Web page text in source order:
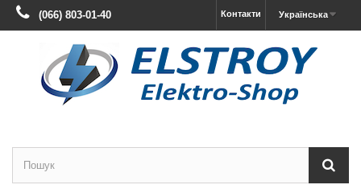
Українська
Контакти
(066) 803-01-40